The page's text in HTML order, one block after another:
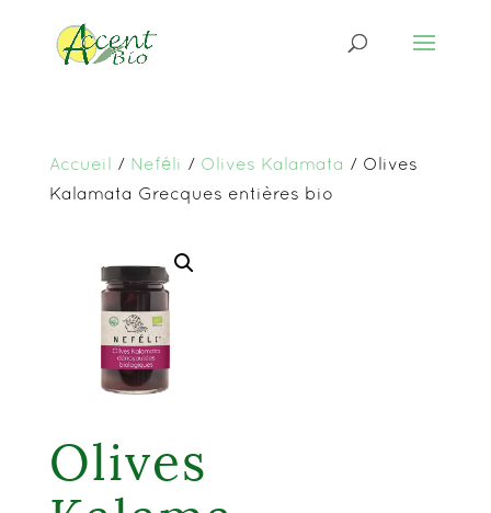
Accueil / Neféli / Olives Kalamata / Olives
Kalamata Grecques entières bio
Olives